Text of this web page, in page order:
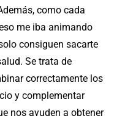
como cada
me iba animando
consiguen sacarte
Se trata de
correctamente los
y complementar
nos ayuden a obtener